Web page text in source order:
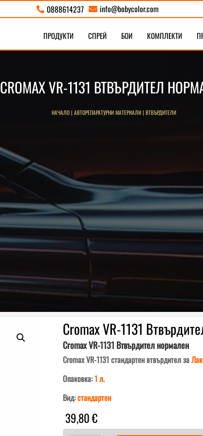
 0888614237  info@bobycolor.com
ПРОДУКТИ СПРЕЙ БОИ КОМПЛЕКТИ
CROMAX VR-1131 ВТВЪРДИТЕЛ
НАЧАЛО| АВТОРЕПАРАТУРНИ МАТЕРИАЛИ| ВТВЪРДИТЕЛИ
Cromax VR-1131
Cromax VR-1131 Втвърдител нормален
Cromax VR-1131 стандартен втвърдител за
Опаковка:1 л.
Вид:стандартен
39,80€